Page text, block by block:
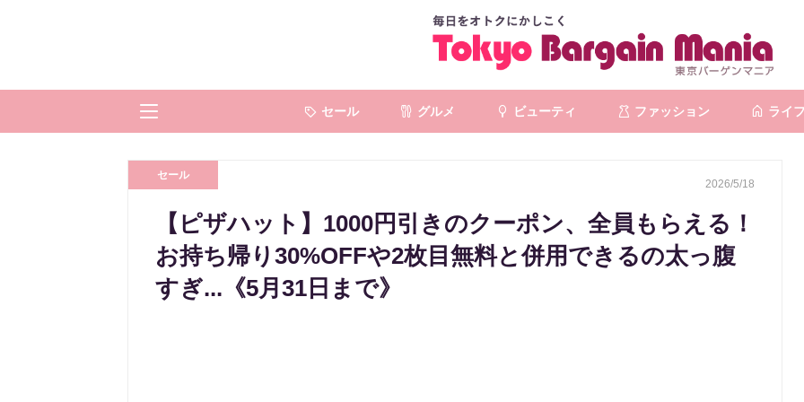
セール グルメ ビューティ ファッション ライフ
セール
2026/5/18
【ピザハット】1000円引きのクーポン、全員もらえる！
お持ち帰り30%OFFや2枚目無料と併用できるの太っ腹
すぎ...《5月31日まで》